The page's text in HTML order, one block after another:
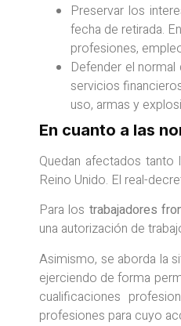
Preservar los
fecha de retirada.
profesiones,
Defender el
servicios
uso, armas y
En cuanto a las
Quedan afectados
Reino Unido. El real-
Para los trabajadores
una autorización de
Asimismo, se aborda la
ejerciendo de forma
cualificaciones
profesiones para cuyo